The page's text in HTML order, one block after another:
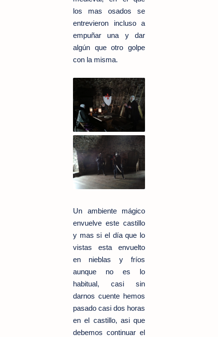
los mas osados se
entrevieron incluso a
empuñar una y dar
algún que otro golpe
con la misma.
Un ambiente mágico
envuelve este castillo
y mas si el día que lo
vistas esta envuelto
en nieblas y fríos
aunque no es lo
habitual, casi sin
darnos cuente hemos
pasado casi dos horas
en el castillo, asi que
debemos continuar el